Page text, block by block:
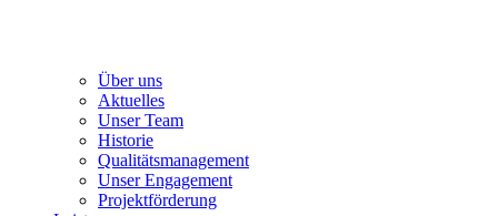
Über uns
Aktuelles
Unser Team
Historie
Qualitätsmanagement
Unser Engagement
Projektförderung